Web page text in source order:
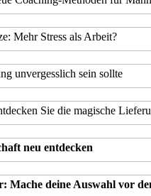
Mehr Stress als Arbeit?
unvergesslich sein sollte
Sie die magische
neu entdecken
Mache deine Auswahl vor